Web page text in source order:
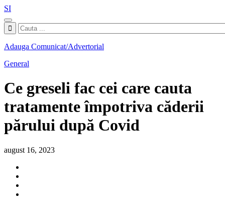
SI
Adauga Comunicat/Advertorial
General
Ce greseli fac cei care cauta
tratamente împotriva căderii
părului după Covid
august 16, 2023